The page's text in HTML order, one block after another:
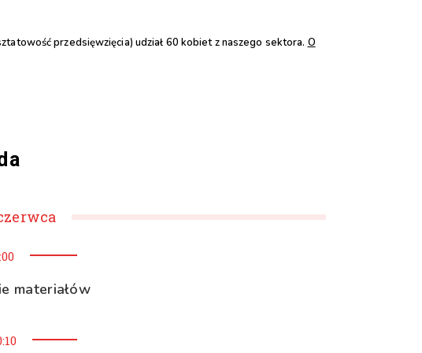
przedsięwzięcia) udział 60 kobiet z naszego sektora. O
materiałów